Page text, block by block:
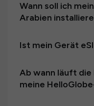
Wann soll ich
Arabien
Ist mein Gerät
Ab wann läuft
meine